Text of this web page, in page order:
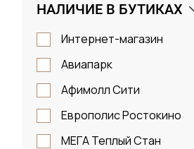
40
40-44
40_42
41
42
43
НАЛИЧИЕ В БУТИКАХ
Интернет-магазин
Авиапарк
Афимолл Сити
Европолис Ростокино
МЕГА Теплый Стан